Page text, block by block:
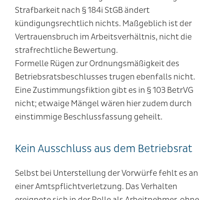
Strafbarkeit nach § 184i StGB ändert
kündigungsrechtlich nichts. Maßgeblich ist der
Vertrauensbruch im Arbeitsverhältnis, nicht die
strafrechtliche Bewertung.
Formelle Rügen zur Ordnungsmäßigkeit des
Betriebsratsbeschlusses trugen ebenfalls nicht.
Eine Zustimmungsfiktion gibt es in § 103 BetrVG
nicht; etwaige Mängel wären hier zudem durch
einstimmige Beschlussfassung geheilt.
Kein Ausschluss aus dem Betriebsrat
Selbst bei Unterstellung der Vorwürfe fehlt es an
einer Amtspflichtverletzung. Das Verhalten